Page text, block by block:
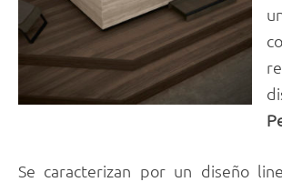
Se caracterizan por un diseño